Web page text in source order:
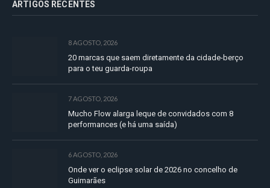
ARTIGOS RECENTES
8 AGOSTO, 2026
20 marcas que saem diretamente da cidade-berço
para o teu guarda-roupa
7 AGOSTO, 2026
Mucho Flow alarga leque de convidados com 8
performances (e há uma saída)
6 AGOSTO, 2026
Onde ver o eclipse solar de 2026 no concelho de
Guimarães